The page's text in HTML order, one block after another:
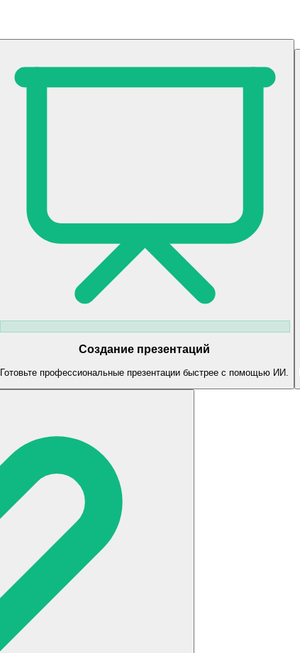
Создание презентаций
Готовьте профессиональные презентации быстрее с помощью ИИ.